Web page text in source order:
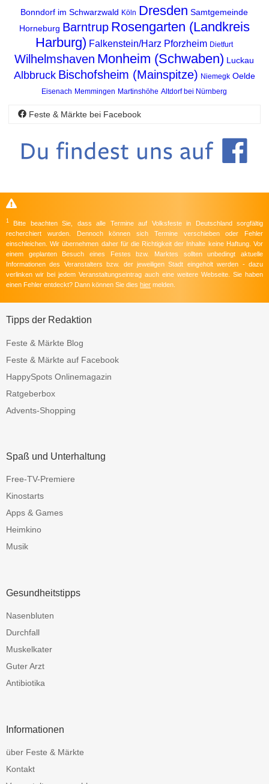
Bonndorf im Schwarzwald Köln Dresden Samtgemeinde
Horneburg Barntrup Rosengarten (Landkreis
Harburg) Falkenstein/Harz Pforzheim Dietfurt
Wilhelmshaven Monheim (Schwaben) Luckau
Albbruck Bischofsheim (Mainspitze) Niemegk Oelde
Eisenach Memmingen Martinshöhe Altdorf bei Nürnberg
Feste & Märkte bei Facebook
1 Bitte beachten Sie, dass alle Termine auf Volksfeste in Deutschland sorgfältig
recherchiert wurden. Dennoch können sich Termine verschieben oder Fehler
einschleichen. Wir übernehmen daher für die Richtigkeit der Inhalte keine Haftung. Vor
einem geplanten Besuch eines Festes bzw. Marktes sollten unbedingt aktuelle
Informationen des Veranstalters bzw. der jeweiligen Stadt eingeholt werden - dazu
verlinken wir bei jedem Veranstaltungseintrag auch eine weitere Webseite. Sie haben
einen Fehler entdeckt? Dann können Sie dies hier melden.
Tipps der Redaktion
Feste & Märkte Blog
Feste & Märkte auf Facebook
HappySpots Onlinemagazin
Ratgeberbox
Advents-Shopping
Spaß und Unterhaltung
Free-TV-Premiere
Kinostarts
Apps & Games
Heimkino
Musik
Gesundheitstipps
Nasenbluten
Durchfall
Muskelkater
Guter Arzt
Antibiotika
Informationen
über Feste & Märkte
Kontakt